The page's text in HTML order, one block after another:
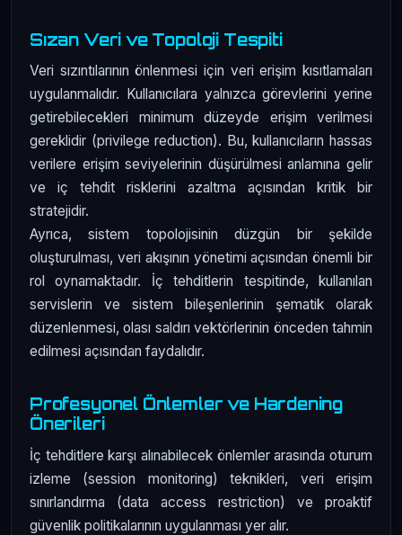
Sızan Veri ve Topoloji Tespiti
Veri sızıntılarının önlenmesi için veri erişim kısıtlamaları
uygulanmalıdır. Kullanıcılara yalnızca görevlerini yerine
getirebilecekleri minimum düzeyde erişim verilmesi
gereklidir (privilege reduction). Bu, kullanıcıların hassas
verilere erişim seviyelerinin düşürülmesi anlamına gelir
ve iç tehdit risklerini azaltma açısından kritik bir
stratejidir.
Ayrıca, sistem topolojisinin düzgün bir şekilde
oluşturulması, veri akışının yönetimi açısından önemli bir
rol oynamaktadır. İç tehditlerin tespitinde, kullanılan
servislerin ve sistem bileşenlerinin şematik olarak
düzenlenmesi, olası saldırı vektörlerinin önceden tahmin
edilmesi açısından faydalıdır.
Profesyonel Önlemler ve Hardening
Önerileri
İç tehditlere karşı alınabilecek önlemler arasında oturum
izleme (session monitoring) teknikleri, veri erişim
sınırlandırma (data access restriction) ve proaktif
güvenlik politikalarının uygulanması yer alır.